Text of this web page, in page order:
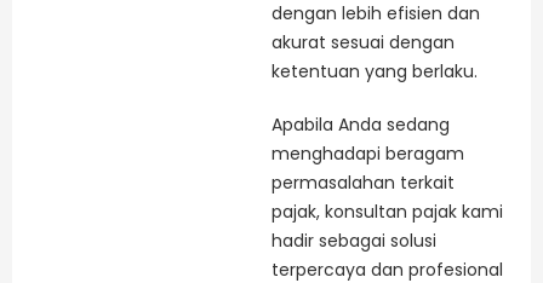
dengan lebih efisien dan
akurat sesuai dengan
ketentuan yang berlaku.
Apabila Anda sedang
menghadapi beragam
permasalahan terkait
pajak, konsultan pajak kami
hadir sebagai solusi
terpercaya dan profesional